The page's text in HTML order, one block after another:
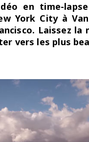
en time-
York City à
Laissez
vers les plus